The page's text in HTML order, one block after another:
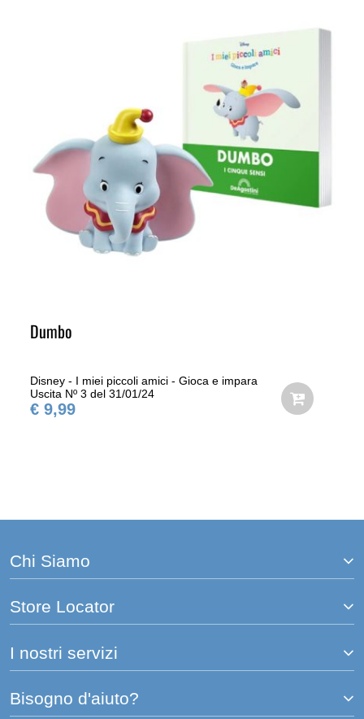
Dumbo
Disney - I miei piccoli amici - Gioca e impara
Uscita Nº 3 del 31/01/24
€ 9,99
Chi Siamo
Store Locator
I nostri servizi
Bisogno d'aiuto?